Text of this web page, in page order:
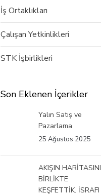
İş Ortaklıkları
Çalışan Yetkinlikleri
STK İşbirlikleri
Son Eklenen İçerikler
Yalın Satış ve
Pazarlama
25 Ağustos 2025
AKIŞIN HARİTASINI
BİRLİKTE
KEŞFETTİK. İSRAFI